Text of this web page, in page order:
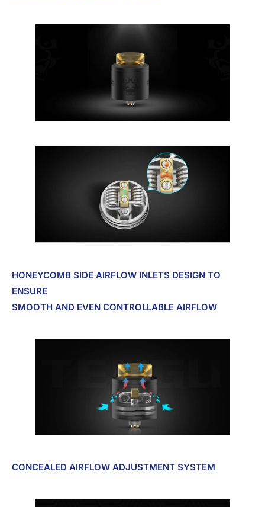
HONEYCOMB SIDE AIRFLOW INLETS DESIGN TO
ENSURE
SMOOTH AND EVEN CONTROLLABLE AIRFLOW
CONCEALED AIRFLOW ADJUSTMENT SYSTEM